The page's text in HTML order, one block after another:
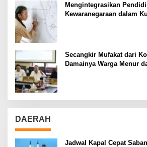
Mengintegrasikan
Kewaranegaraan dalam
Secangkir Mufakat dari
Damainya Warga Menur
DAERAH
Jadwal Kapal Cepat